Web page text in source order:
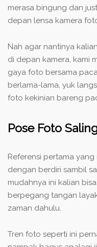
merasa bingung dan
depan lensa kamera
Nah agar nantinya
di depan kamera, kami
gaya foto bersama
berlama-lama, yuk
foto kekinian bareng
Pose Foto
Referensi pertama
dengan berdiri sambil
mudahnya ini kalian
berpegang tangan
zaman dahulu.
Tren foto seperti ini